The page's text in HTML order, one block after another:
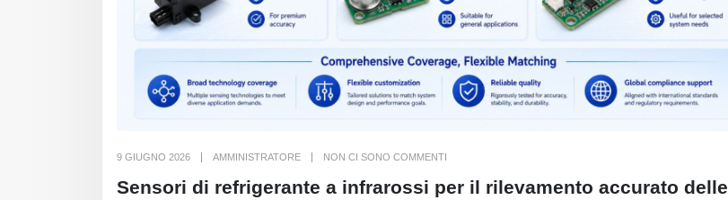
9 GIUGNO 2026 AMMINISTRATORE NON CI SONO COMMENTI
Sensori di refrigerante a infrarossi per il rilevamento accurato delle